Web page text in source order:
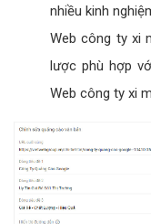
nhiều kinh
Web công ty xi
lược phù hợp
Web công ty xi